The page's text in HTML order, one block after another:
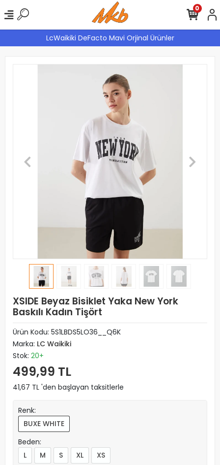
LcWaikiki DeFacto Mavi Orjinal Ürünler
0
XSIDE Beyaz Bisiklet Yaka New York
Baskılı Kadın Tişört
Ürün Kodu: 5S1LBDS5LO36__Q6K
Marka: LC Waikiki
Stok: 20+
499,99 TL
41,67 TL 'den başlayan taksitlerle
Renk:
BUXE WHITE
Beden:
L
M S XL XS